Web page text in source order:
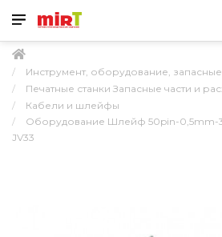
Инструмент, оборудование,
Печатные станки Запасные части и
Кабели и шлейфы
Оборудование Шлейф 50pin-0,5mm-
JV33